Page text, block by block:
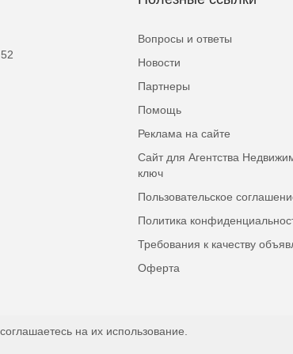
Вопросы и ответы
Новости
Партнеры
Помощь
Реклама на сайте
Сайт для Агентства
ключ
Пользовательское
Политика
Требования к качеству
Оферта
на их использование.